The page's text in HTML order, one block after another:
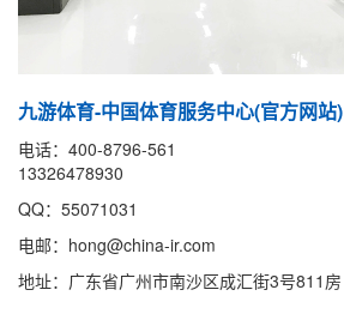
九游体育-中国体育服务中心(官方网站)
电话：400-8796-561
13326478930
QQ：55071031
电邮：hong@china-ir.com
地址：广东省广州市南沙区成汇街3号811房